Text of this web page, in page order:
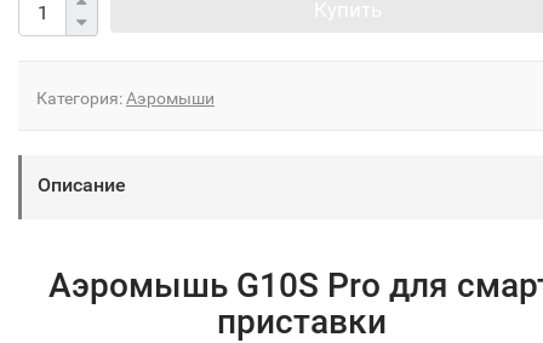
Категория:Аэромыши
Описание
Аэромышь G10S Pro для
приставки